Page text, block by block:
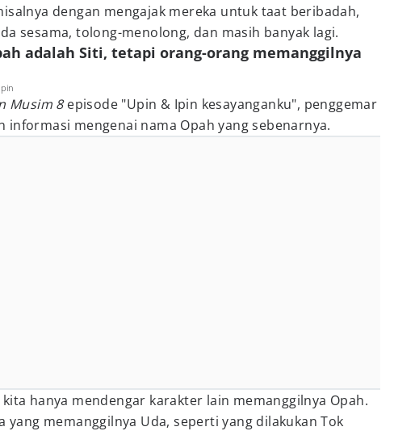
dengan mengajak mereka untuk taat beribadah,
sesama, tolong-menolong, dan masih banyak lagi.
adalah Siti, tetapi orang-orang memanggilnya
Musim 8episode "Upin & Ipin kesayanganku", penggemar
informasi mengenai nama Opah yang sebenarnya.
hanya mendengar karakter lain memanggilnya Opah.
yang memanggilnya Uda, seperti yang dilakukan Tok